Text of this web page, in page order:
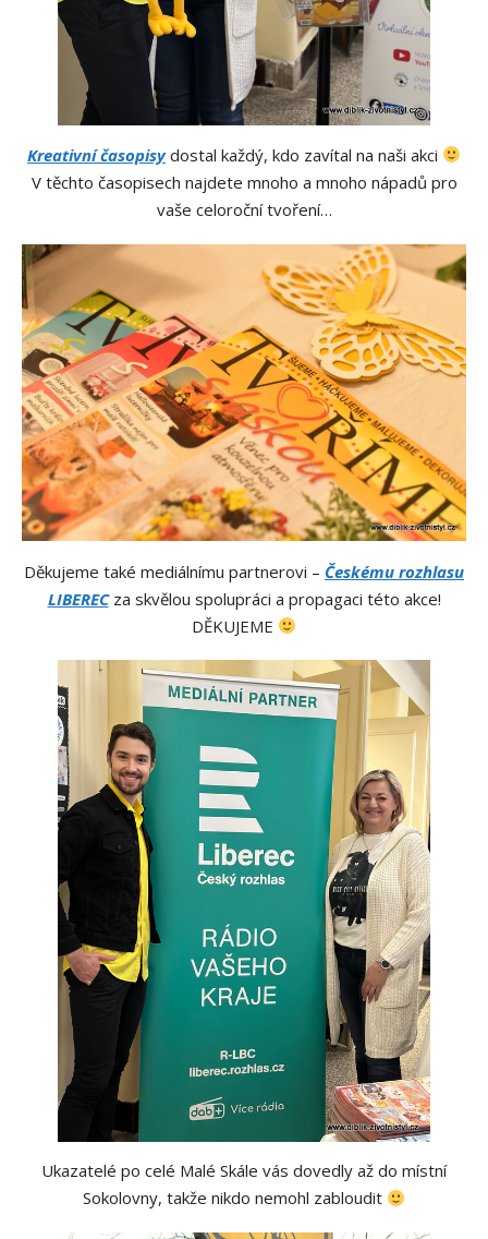
Kreativní časopisydostal každý, kdo zavítal na naši akci
V těchto časopisech najdete mnoho a mnoho nápadů pro
vaše celoroční tvoření…
Děkujeme také mediálnímu partnerovi – Českému rozhlasu
LIBERECza skvělou spolupráci a propagaci této akce!
DĚKUJEME
Ukazatelé po celé Malé Skále vás dovedly až do místní
Sokolovny, takže nikdo nemohl zabloudit